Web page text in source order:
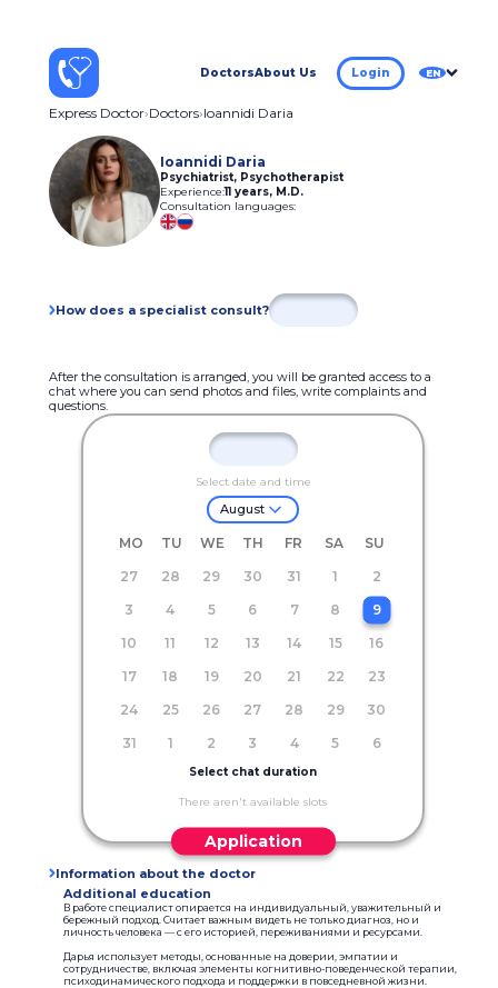
DoctorsAbout Us Login EN
Express Doctor Doctors Ioannidi Daria
Ioannidi Daria
Psychiatrist, Psychotherapist
Experience:11 years, M.D.
Consultation languages:
How does a specialist consult?
After the consultation is arranged, you will be granted access to a
chat where you can send photos and files, write complaints and
questions.
Select date and time
August
MO TU WE TH FR SA
SU
27
28 29 30 31 1
2
3
4 5 6 7 8
9
10
11 12 13 14 15
16
17
18 19 20 21 22
23
24
25 26 27 28 29
30
31
1 2 3 4 5 6
Select chat duration
There aren't available slots
Application
Information about the doctor
Additional education
В работе специалист опирается на индивидуальный, уважительный и
бережный подход. Считает важным видеть не только диагноз, но и
личность человека — с его историей, переживаниями и ресурсами.
Дарья использует методы, основанные на доверии, эмпатии и
сотрудничестве, включая элементы когнитивно-поведенческой терапии,
психодинамического подхода и поддержки в повседневной жизни.